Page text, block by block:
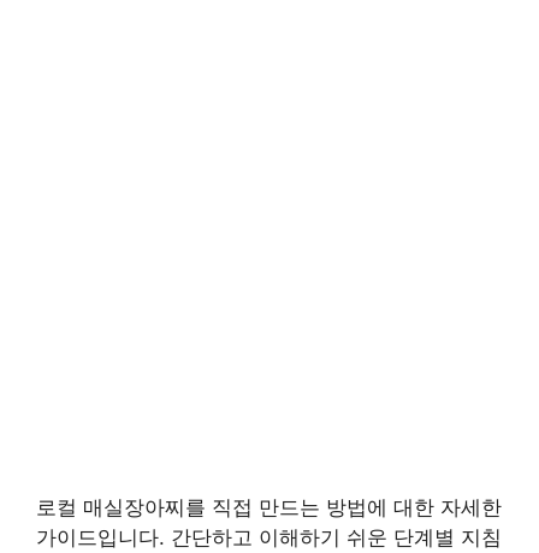
로컬 매실장아찌를 직접 만드는 방법에 대한 자세한
가이드입니다. 간단하고 이해하기 쉬운 단계별 지침